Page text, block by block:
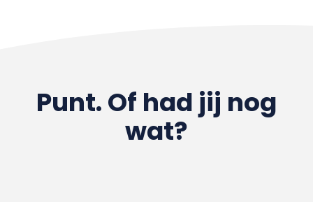
Punt. Of had jij nog
wat?